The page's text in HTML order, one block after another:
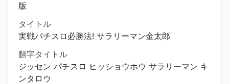
版
タイトル
実戦パチスロ必勝法! サラリーマン金太郎
翻字タイトル
ジッセン パチスロ ヒッショウホウ サラリーマン キ
ンタロウ